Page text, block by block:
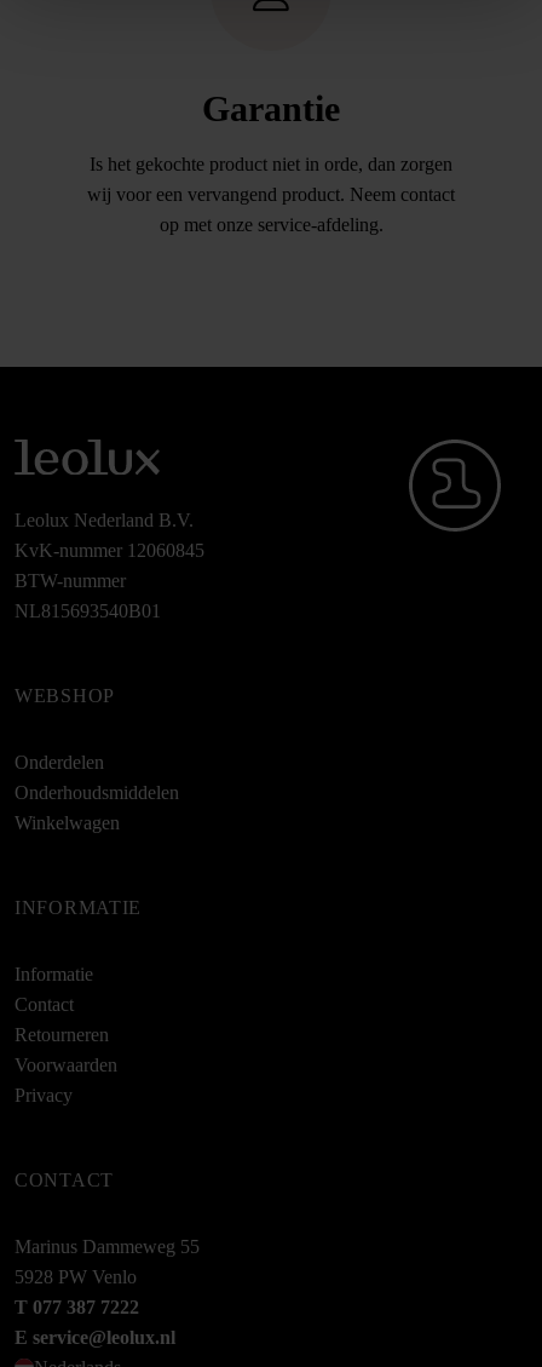
Garantie
Is het gekochte product niet in orde, dan zorgen
wij voor een vervangend product. Neem contact
op met onze service-afdeling.
Leolux Nederland B.V.
KvK-nummer 12060845
BTW-nummer
NL815693540B01
WEBSHOP
Onderdelen
Onderhoudsmiddelen
Winkelwagen
INFORMATIE
Informatie
Contact
Retourneren
Voorwaarden
Privacy
CONTACT
Marinus Dammeweg 55
5928 PW Venlo
T 077 387 7222
E service@leolux.nl